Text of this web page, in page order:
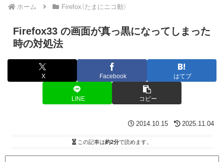
ホーム Firefox（たまにニコ動）
Firefox33 の画面が真っ黒になってしまった
時の対処法
X Facebook はてブ
LINE コピー
2014.10.15 2025.11.04
この記事は約2分で読めます。